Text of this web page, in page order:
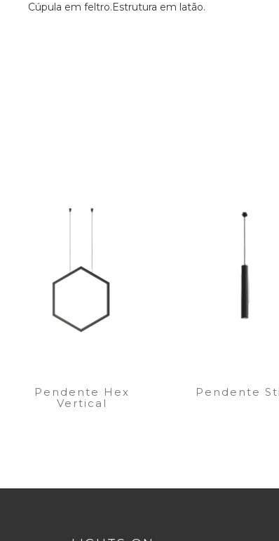
Cúpula em feltro.Estrutura em latão.
Pendente Hex
Vertical
Pendente